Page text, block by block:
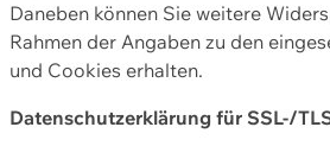
Daneben können Sie weitere
Rahmen der Angaben zu den
und Cookies erhalten.
Datenschutzerklärung für SSL-/